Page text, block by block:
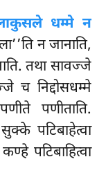
धम्मे न
न जानाति,
तथा सावज्जे
च निद्दोसधम्मे
पणीताति.
पटिबाहेत्वा
पटिबाहित्वा